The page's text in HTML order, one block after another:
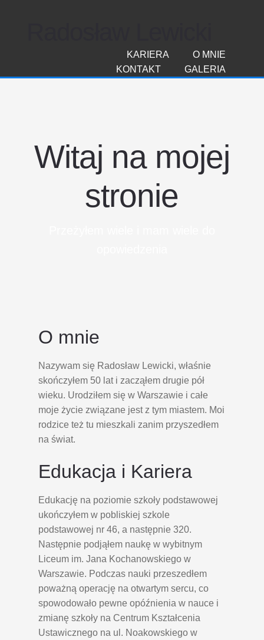
O MNIE
KARIERA
GALERIA
KONTAKT
Witaj na mojej
stronie
O mnie
Nazywam się Radosław Lewicki, właśnie
skończyłem 50 lat i zacząłem drugie pół
wieku. Urodziłem się w Warszawie i całe
moje życie związane jest z tym miastem. Moi
rodzice też tu mieszkali zanim przyszedłem
na świat.
Edukacja i Kariera
Edukację na poziomie szkoły podstawowej
ukończyłem w pobliskiej szkole
podstawowej nr 46, a następnie 320.
Następnie podjąłem naukę w wybitnym
Liceum im. Jana Kochanowskiego w
Warszawie. Podczas nauki przeszedłem
poważną operację na otwartym sercu, co
spowodowało pewne opóźnienia w nauce i
zmianę szkoły na Centrum Kształcenia
Ustawicznego na ul. Noakowskiego w